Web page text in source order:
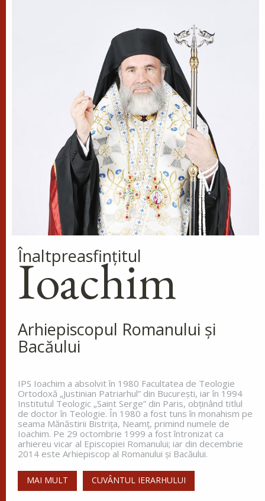
Sfântul Ierarh Emilian,
mărturisitorul lui Hristos, a trăit
pe vremea împărăției lui Leon Armeanul,
luptătorul împotriva icoanelor, și fiind el episcop
al Cizicului, de...
Sfântul Ierarh Miron,
Episcopul Cretei
Pentru o viață îmbunătățită ca
aceasta a fost pus preot al sfintei
biserici a lui Dumnezeu și învăța
popoarele sfânta bună credință și le întărea spre
nevoințele cele...
Cinstirea Sfintei Icoane a
Maicii Domnului de pe
Tolga (Tolgska)
dormea, sfântul s-a trezit și a
văzut o lumină care lumina întreg ținutul. Aceasta
lumină venea de la o coloană de foc de pe
Apostolul zilei
Fraților, vă îndemn, pentru Domnul nostru Iisus
Hristos și pentru iubirea Duhului Sfânt, ca
împreună cu mine, să luptați în rugăciuni către
Dumnezeu pentru mine, ca să scap de...
Ap. Romani 15, 30-33
Înaltpreasfinţitul
Ioachim
Arhiepiscopul Romanului și
Bacăului
IPS Ioachim a absolvit în 1980 Facultatea de Teologie
Ortodoxă „Justinian Patriarhul” din Bucureşti, iar în 1994
Institutul Teologic „Saint Serge” din Paris, obţinând titlul
de doctor în Teologie. În 1980 a fost tuns în monahism pe
seama Mănăstirii Bistriţa, Neamţ, primind numele de
Ioachim. Pe 29 octombrie 1999 a fost întronizat ca
arhiereu vicar al Episcopiei Romanului; iar din decembrie
2014 este Arhiepiscop al Romanului și Bacăului.
MAI MULT CUVÂNTUL IERARHULUI